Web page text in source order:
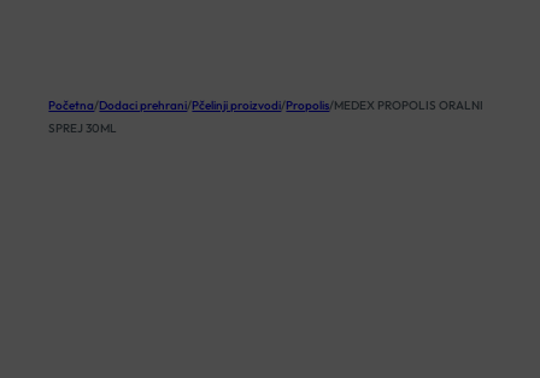
Početna/Dodaci prehrani/Pčelinji proizvodi/Propolis/MEDEX PROPOLIS ORALNI
SPREJ 30ML